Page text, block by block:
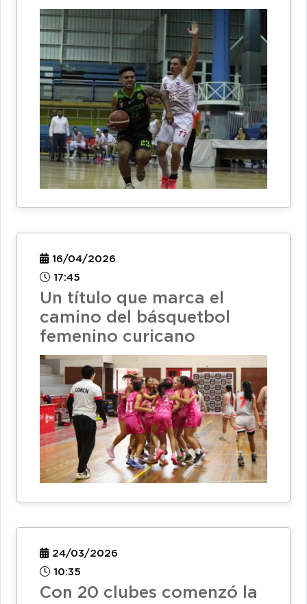
16/04/2026
17:45
Un título que marca el
camino del básquetbol
femenino curicano
24/03/2026
10:35
Con 20 clubes comenzó la